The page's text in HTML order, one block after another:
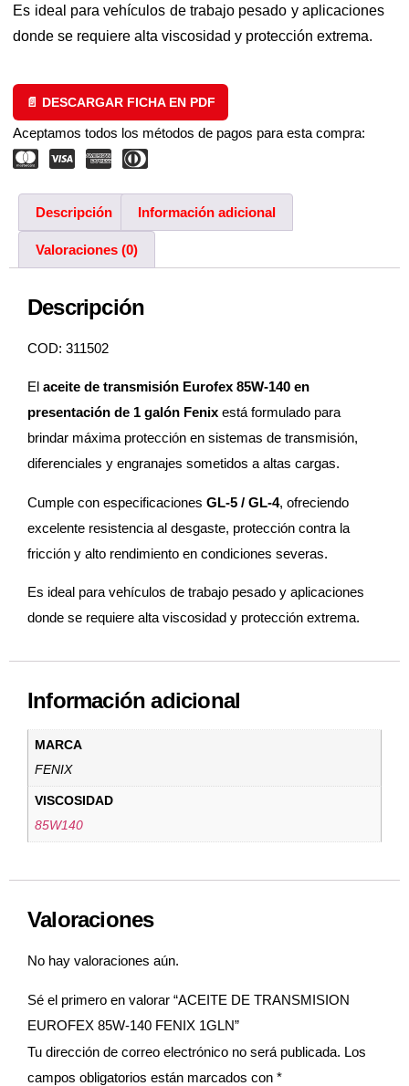
Es ideal para vehículos de trabajo pesado y aplicaciones
donde se requiere alta viscosidad y protección extrema.
📄 DESCARGAR FICHA EN PDF
Aceptamos todos los métodos de pagos para esta compra:
Descripción Información adicional
Valoraciones (0)
Descripción
COD: 311502
El aceite de transmisión Eurofex 85W-140 en
presentación de 1 galón Fenix está formulado para
brindar máxima protección en sistemas de transmisión,
diferenciales y engranajes sometidos a altas cargas.
Cumple con especificaciones GL-5 / GL-4, ofreciendo
excelente resistencia al desgaste, protección contra la
fricción y alto rendimiento en condiciones severas.
Es ideal para vehículos de trabajo pesado y aplicaciones
donde se requiere alta viscosidad y protección extrema.
Información adicional
MARCA
FENIX
VISCOSIDAD
85W140
Valoraciones
No hay valoraciones aún.
Sé el primero en valorar “ACEITE DE TRANSMISION
EUROFEX 85W-140 FENIX 1GLN”
Tu dirección de correo electrónico no será publicada. Los
campos obligatorios están marcados con *